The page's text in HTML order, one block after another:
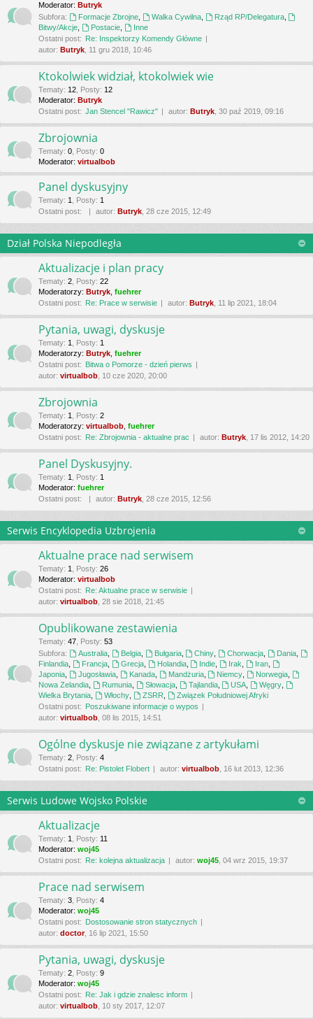
Moderator: Butryk
Subfora:
Formacje Zbrojne, Walka Cywilna, Rząd RP/Delegatura,
Bitwy/Akcje
Postacie,
Inne
Ostatni post: Re: Inspektorzy Komendy Główne
autor: Butryk , 11 gru 2018, 10:46
Ktokolwiek widział, ktokolwiek wie
Tematy: 12 Posty: 12
Moderator: Butryk
Ostatni post: Jan Stencel "Rawicz" autor: Butryk , 30 paź 2019, 09:16
Zbrojownia
Tematy: 0 Posty: 0
Moderator: virtualbob
Panel dyskusyjny
Tematy: 1 Posty: 1
Ostatni post:
autor: Butryk , 28 cze 2015, 12:49
Dział Polska Niepodległa
Aktualizacje i plan pracy
Tematy: 2 Posty: 22
Moderatorzy: Butryk fuehrer
Ostatni post: Re: Prace w serwisie autor: Butryk , 11 lip 2021, 18:04
Pytania, uwagi, dyskusje
Tematy: 1 Posty: 1
Moderatorzy: Butryk fuehrer
Ostatni post: Bitwa o Pomorze - dzień pierws
autor: virtualbob , 10 cze 2020, 20:00
Zbrojownia
Tematy: 1 Posty: 2
Moderatorzy: virtualbob fuehrer
Ostatni post: Re: Zbrojownia - aktualne prac autor: Butryk , 17 lis 2012, 14:20
Panel Dyskusyjny.
Tematy: 1 Posty: 1
Moderator: fuehrer
Ostatni post:
autor: Butryk , 28 cze 2015, 12:56
Serwis Encyklopedia Uzbrojenia
Aktualne prace nad serwisem
Tematy: 1 Posty: 26
Moderator: virtualbob
Ostatni post: Re: Aktualne prace w serwisie
autor: virtualbob , 28 sie 2018, 21:45
Opublikowane zestawienia
Tematy: 47 Posty: 53
Subfora:
Australia, Belgia, Bułgaria, Chiny Chorwacja Dania
Finlandia
Francja, Grecja, Holandia, Indie Irak Iran
Japonia
Jugosławia, Kanada, Mandżuria, Niemcy Norwegia
Nowa Zelandia
Rumunia, Słowacja, Tajlandia, USA Węgry
Wielka Brytania
Włochy, ZSRR
Związek Południowej Afryki
Ostatni post: Poszukiwane informacje o wypos
autor: virtualbob , 08 lis 2015, 14:51
Ogólne dyskusje nie związane z artykułami
Tematy: 2 Posty: 4
Ostatni post: Re: Pistolet Flobert autor: virtualbob , 16 lut 2013, 12:36
Serwis Ludowe Wojsko Polskie
Aktualizacje
Tematy: 1 Posty: 11
Moderator: woj45
Ostatni post: Re: kolejna aktualizacja autor: woj45 , 04 wrz 2015, 19:37
Prace nad serwisem
Tematy: 3 Posty: 4
Moderator: woj45
Ostatni post: Dostosowanie stron statycznych
autor: doctor, 16 lip 2021, 15:50
Pytania, uwagi, dyskusje
Tematy: 2 Posty: 9
Moderator: woj45
Ostatni post: Re: Jak i gdzie znalesc inform
autor: virtualbob , 10 sty 2017, 12:07